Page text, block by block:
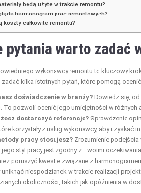
będą użyte w trakcie remontu?
harmonogram prac remontowych?
koszty całkowite remontu?
pytania warto zadać
wykonawcy remontu to kluczowy
zadać kilka istotnych pytań, które pomogą
doświadczenie w branży? Dowiedz się, od
To pozwoli ocenić jego umiejętności w różnych
dostarczyć referencje? Sprawdzenie
korzystały z usług wykonawcy, aby uzyskać
pracy stosujesz? Zrozumienie podejścia
jego styl pracy jest zgodny z Twoimi
poruszyć kwestie związane z
uniknąć niespodzianek w trakcie realizacji
okoliczności, takich jak opóźnienia w